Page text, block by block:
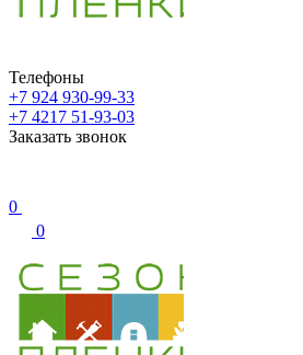
Телефоны
+7 924 930-99-33
+7 4217 51-93-03
Заказать звонок
0
0